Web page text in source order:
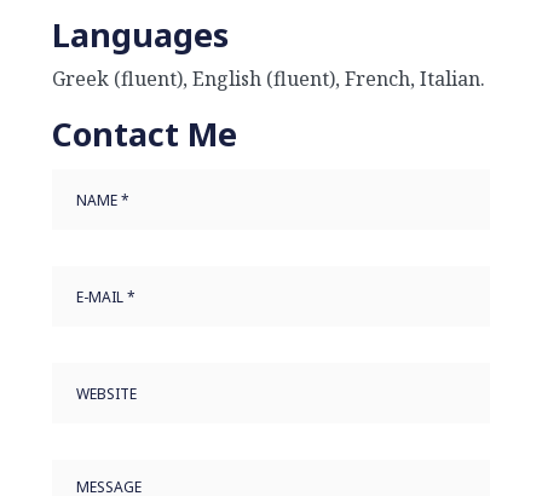
Languages
Greek (fluent), English (fluent), French, Italian.
Contact Me